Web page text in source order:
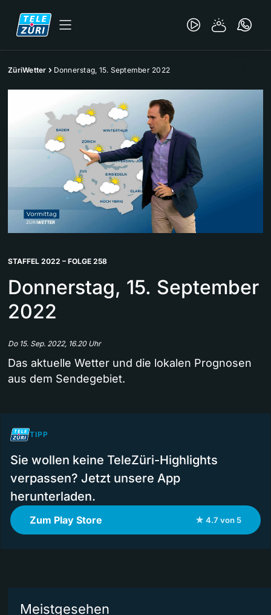
ZüriWetter Donnerstag, 15. September 2022
STAFFEL 2022 – FOLGE 258
Donnerstag, 15. September
2022
Do 15. Sep. 2022, 16.20 Uhr
Das aktuelle Wetter und die lokalen Prognosen
aus dem Sendegebiet.
TIPP
Sie wollen keine TeleZüri-Highlights
verpassen? Jetzt unsere App
herunterladen.
Zum Play Store ★ 4.7 von 5
Meistgesehen